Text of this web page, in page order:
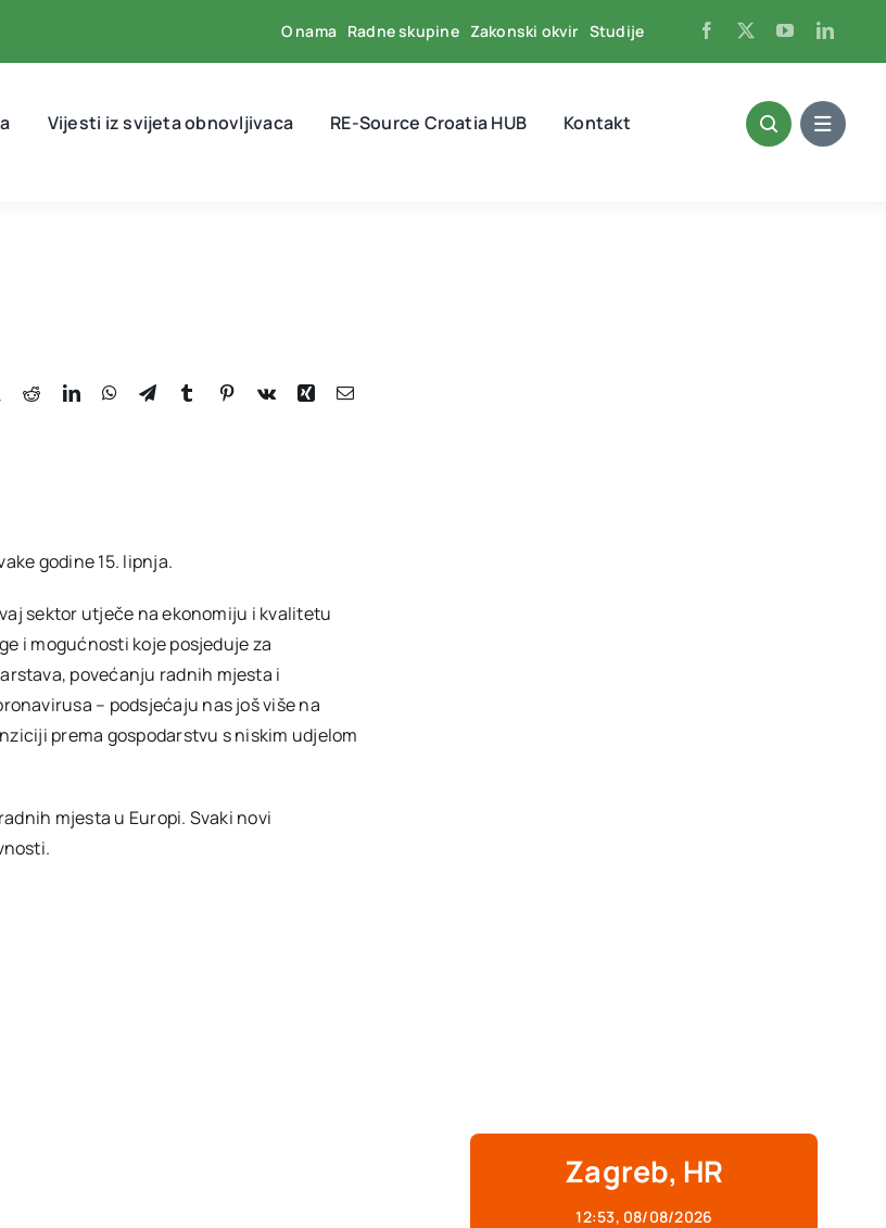
O nama Radne skupine Zakonski okvir Studije
Vijesti iz svijeta obnovljivaca RE-Source Croatia HUB Kontakt
godine 15. lipnja.
sektor utječe na ekonomiju i kvalitetu
i mogućnosti koje posjeduje za
povećanju radnih mjesta i
– podsjećaju nas još više na
prema gospodarstvu s niskim udjelom
mjesta u Europi. Svaki novi
Zagreb, HR
12:53, 08/08/2026